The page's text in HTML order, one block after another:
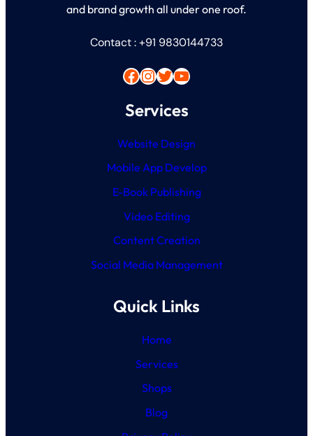
and brand growth all under one roof.
Contact : +91 9830144733
Facebook InstagramTwitter YouTube
Services
Website Design
Mobile App Develop
E-Book Publishing
Video Editing
Content Creation
Social Media Management
Quick Links
Home
Services
Shops
Blog